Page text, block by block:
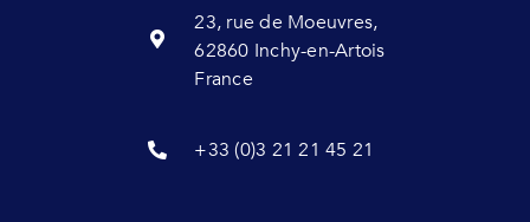
23, rue de Moeuvres,
62860 Inchy-en-Artois
France
+33 (0)3 21 21 45 21